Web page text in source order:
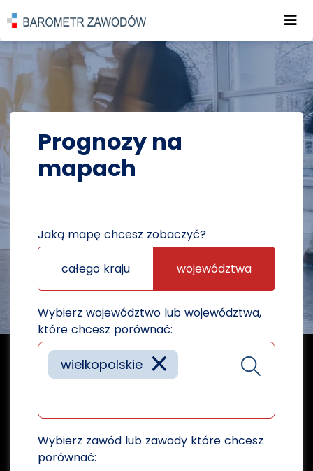
POWRÓT DO STRONY GŁÓWNEJ
PROGNOZY PROGNOZY NA MAPACH
Prognozy na
mapach
Jaką mapę chcesz zobaczyć?
całego kraju województwa
Wybierz województwo lub województwa,
które chcesz porównać:
×
wielkopolskie
Wybierz zawód lub zawody które chcesz
porównać: